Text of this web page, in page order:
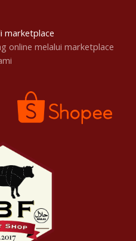
marketplace
online melalui marketplace